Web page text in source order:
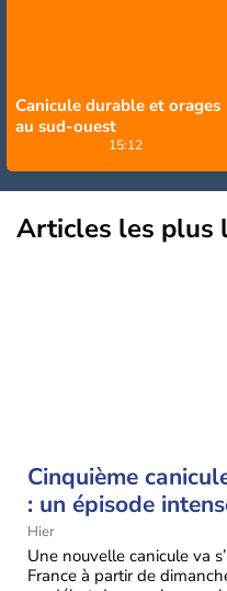
Canicule durable et orages
au sud-ouest
15:12
Articles les plus
Cinquième
: un épisode
durable et étendu
semaine prochaine
Hier
Une nouvelle canicule va
France à partir de